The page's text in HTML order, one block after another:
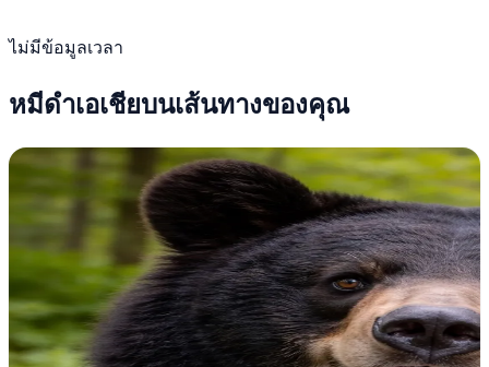
ไม่มีข้อมูลเวลา
หมีดำเอเชียบนเส้นทางของคุณ